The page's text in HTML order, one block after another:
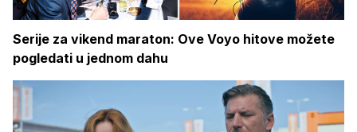
Serije za vikend maraton: Ove Voyo hitove možete
pogledati u jednom dahu